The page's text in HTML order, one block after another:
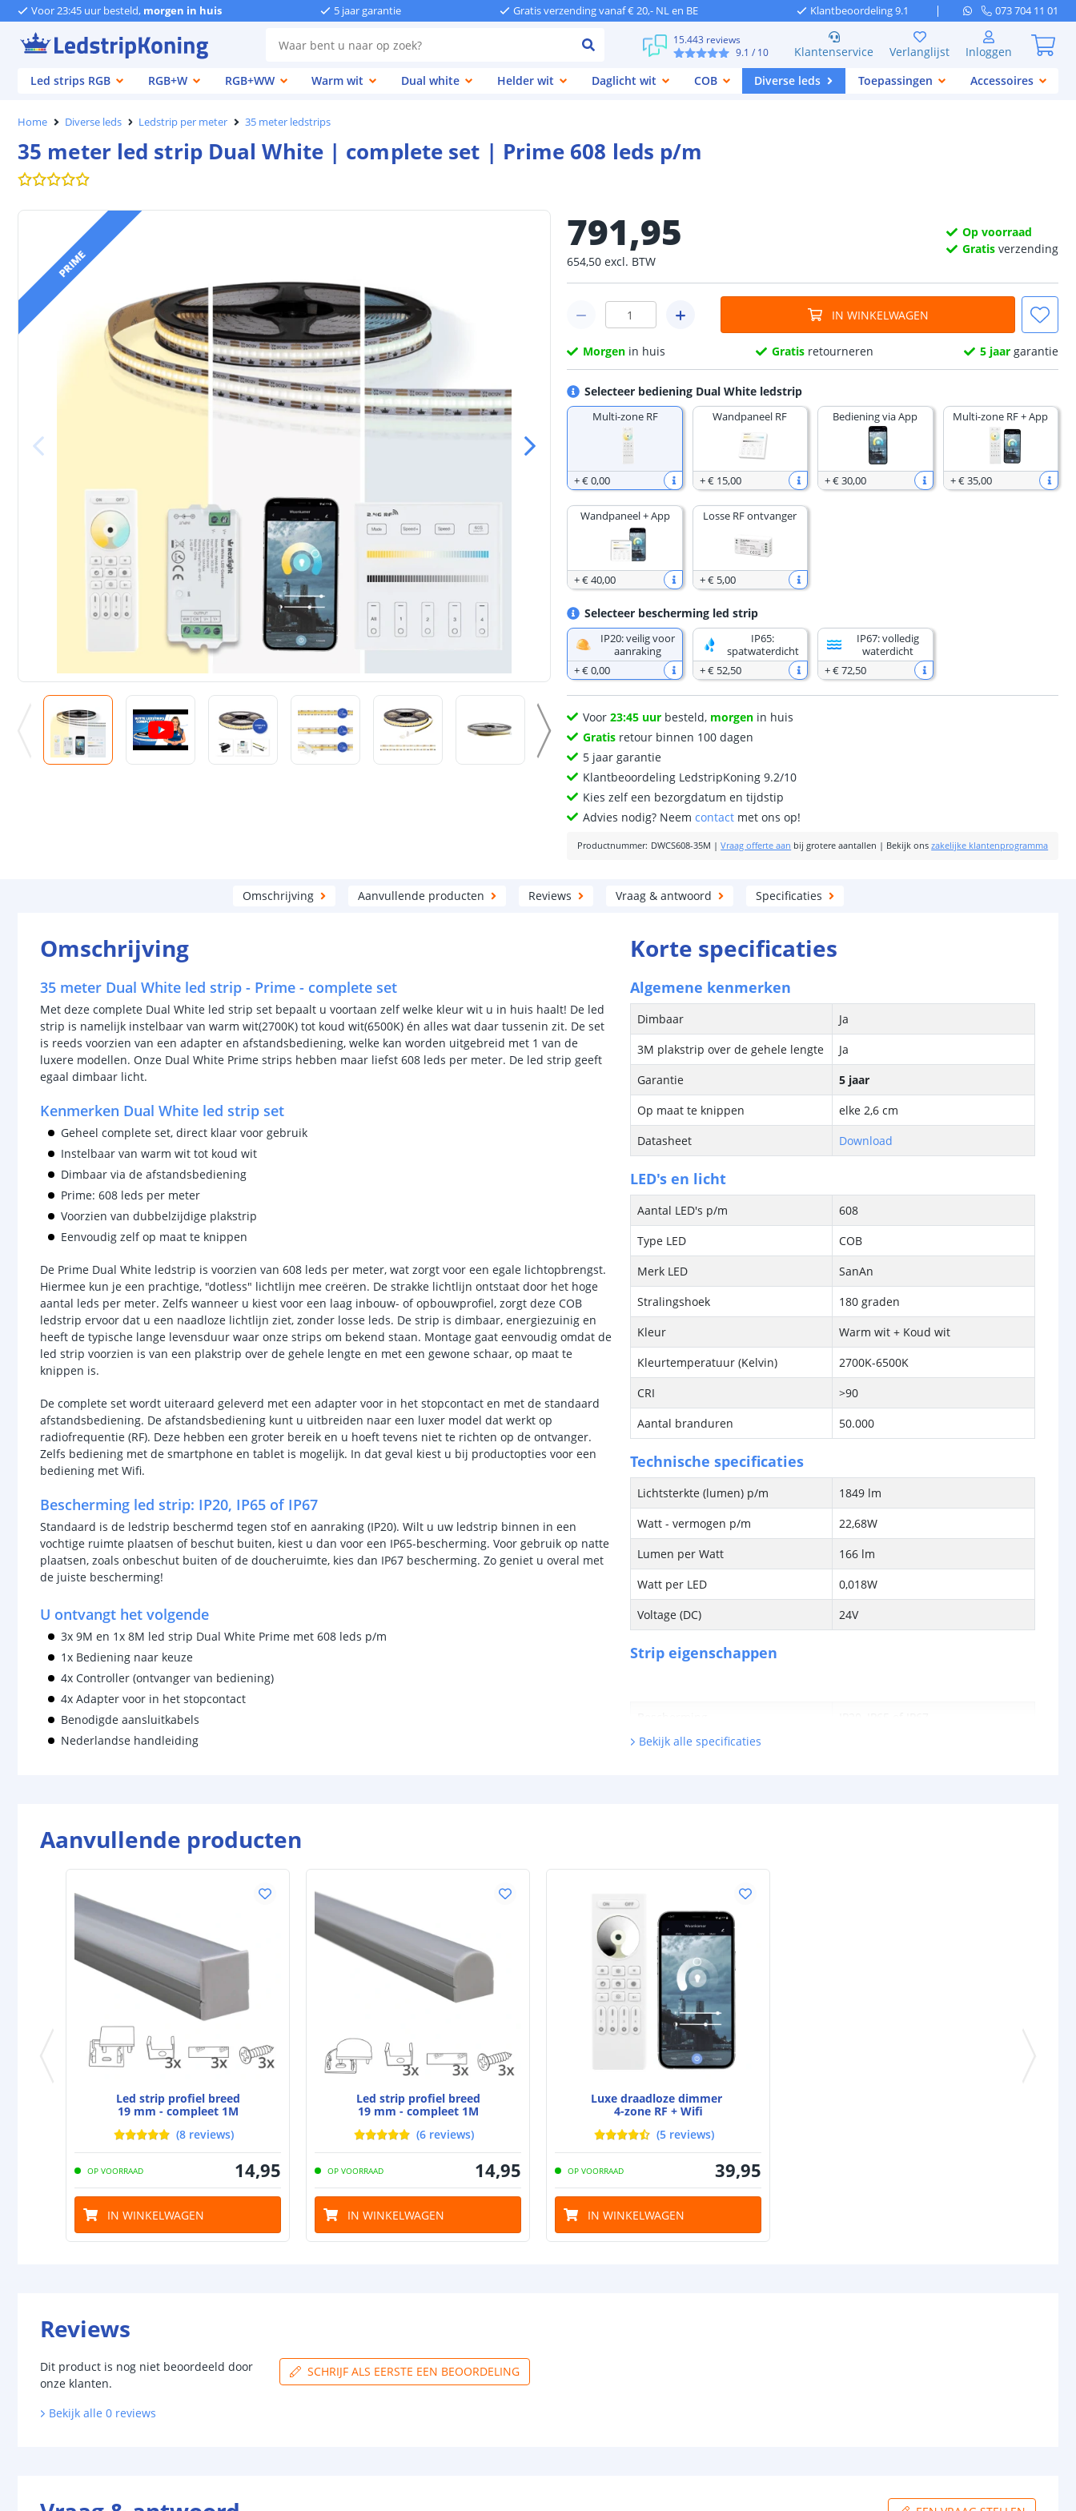
Voor 23:45 uur besteld, morgen in huis 5 jaar garantie Gratis verzending vanaf € 20,- NL en BE Klantbeoordeling 9.1 073 704 11 01
15.443 reviews
9.1 / 10 Klantenservice Verlanglijst
Inloggen
Led strips RGB
RGB+W RGB+WW Warm wit Dual white Helder wit Daglicht wit COB Diverse leds Toepassingen Accessoires
Home Diverse leds Ledstrip per meter 35 meter ledstrips
35 meter led strip Dual White | complete set | Prime 608 leds p/m
PRIME
791,95
654,50 excl. BTW
Op voorraad
Gratis verzending
IN WINKELWAGEN
Morgen in huis Gratis retourneren 5 jaargarantie
Selecteer bediening Dual White ledstrip
Multi-zone RF
+€ 0,00
Wandpaneel RF
+€ 15,00
Bediening via App
+€ 30,00
Multi-zone RF + App
+€ 35,00
Wandpaneel + App
+€ 40,00
Losse RF ontvanger
+€ 5,00
Selecteer bescherming led strip
IP20: veilig voor
aanraking
+€ 0,00
IP65:
spatwaterdicht
+€ 52,50
IP67: volledig
waterdicht
+€ 72,50
Voor23:45 uur besteld, morgen in huis
Gratis retour binnen 100 dagen
5 jaar garantie
Klantbeoordeling LedstripKoning 9.2/10
Kies zelf een bezorgdatum en tijdstip
Advies nodig? Neemcontact met ons op!
Productnummer: DWCS608-35M |Vraag offerte aan bij grotere aantallen | Bekijk ons zakelijke klantenprogramma
Omschrijving Aanvullende producten Reviews Vraag & antwoord Specificaties
Omschrijving
35 meter Dual White led strip - Prime - complete set
Met deze complete Dual White led strip set bepaalt u voortaan zelf welke kleur wit u in huis haalt! De led
strip is namelijk instelbaar van warm wit(2700K) tot koud wit(6500K) én alles wat daar tussenin zit. De set
is reeds voorzien van een adapter en afstandsbediening, welke kan worden uitgebreid met 1 van de
luxere modellen. Onze Dual White Prime strips hebben maar liefst 608 leds per meter. De led strip geeft
egaal dimbaar licht.
Kenmerken Dual White led strip set
Geheel complete set, direct klaar voor gebruik
Instelbaar van warm wit tot koud wit
Dimbaar via de afstandsbediening
Prime: 608 leds per meter
Voorzien van dubbelzijdige plakstrip
Eenvoudig zelf op maat te knippen
De Prime Dual White ledstrip is voorzien van 608 leds per meter, wat zorgt voor een egale lichtopbrengst.
Hiermee kun je een prachtige, "dotless" lichtlijn mee creëren. De strakke lichtlijn ontstaat door het hoge
aantal leds per meter. Zelfs wanneer u kiest voor een laag inbouw- of opbouwprofiel, zorgt deze COB
ledstrip ervoor dat u een naadloze lichtlijn ziet, zonder losse leds. De strip is dimbaar, energiezuinig en
heeft de typische lange levensduur waar onze strips om bekend staan. Montage gaat eenvoudig omdat de
led strip voorzien is van een plakstrip over de gehele lengte en met een gewone schaar, op maat te
knippen is.
De complete set wordt uiteraard geleverd met een adapter voor in het stopcontact en met de standaard
afstandsbediening. De afstandsbediening kunt u uitbreiden naar een luxer model dat werkt op
radiofrequentie (RF). Deze hebben een groter bereik en u hoeft tevens niet te richten op de ontvanger.
Zelfs bediening met de smartphone en tablet is mogelijk. In dat geval kiest u bij productopties voor een
bediening met Wifi.
Bescherming led strip: IP20, IP65 of IP67
Standaard is de ledstrip beschermd tegen stof en aanraking (IP20). Wilt u uw ledstrip binnen in een
vochtige ruimte plaatsen of beschut buiten, kiest u dan voor een IP65-bescherming. Voor gebruik op natte
plaatsen, zoals onbeschut buiten of de doucheruimte, kies dan IP67 bescherming. Zo geniet u overal met
de juiste bescherming!
U ontvangt het volgende
3x 9M en 1x 8M led strip Dual White Prime met 608 leds p/m
1x Bediening naar keuze
4x Controller (ontvanger van bediening)
4x Adapter voor in het stopcontact
Benodigde aansluitkabels
Nederlandse handleiding
Korte specificaties
Algemene kenmerken
Dimbaar
Ja
3M plakstrip over de gehele lengte
Ja
Garantie
5 jaar
Op maat te knippen
elke 2,6 cm
Datasheet
Download
LED's en licht
Aantal LED's p/m
608
Type LED
COB
Merk LED
SanAn
Stralingshoek
180 graden
Kleur
Warm wit + Koud wit
Kleurtemperatuur (Kelvin)
2700K-6500K
CRI
>90
Aantal branduren
50.000
Technische specificaties
Lichtsterkte (lumen) p/m
1849 lm
Watt - vermogen p/m
22,68W
Lumen per Watt
166 lm
Watt per LED
0,018W
Voltage (DC)
24V
Strip eigenschappen
Materiaal waterdichte
Dikte led strip
Aansluiting begin
Aansluiting einde
Bekijk alle specificaties
Aanvullende producten
Led strip profiel breed
19 mm - compleet 1M
(8 reviews)
OP VOORRAAD 14,95
IN WINKELWAGEN
Led strip profiel breed
19 mm - compleet 1M
(6 reviews)
OP VOORRAAD 14,95
IN WINKELWAGEN
Luxe draadloze dimmer
4-zone RF + Wifi
(5 reviews)
OP VOORRAAD 39,95
IN WINKELWAGEN
Reviews
Dit product is nog niet beoordeeld door
onze klanten.
SCHRIJF ALS EERSTE EEN BEOORDELING
Bekijk alle 0 reviews